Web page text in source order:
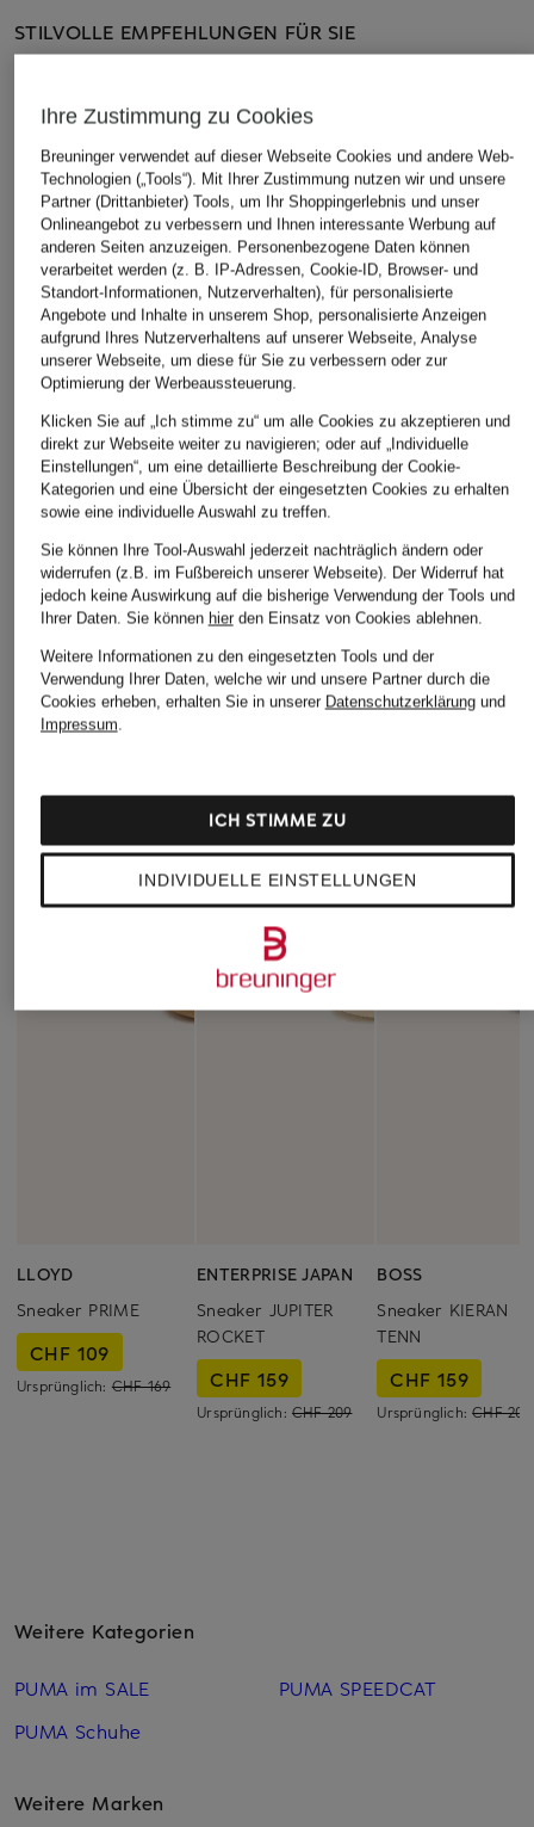
STILVOLLE EMPFEHLUNGEN FÜR SIE
PUMA
Sneaker SPEEDCAT OG
CHF 85
Ursprünglich: CHF 129
PUMA
Sneaker SPEEDCAT
ELEVATED
CHF 100
Ursprünglich:CHF 129
PUMA
CHF 65
Ursprünglich:
ÄHNLICHE ARTIKEL ENTDECKEN
LLOYD
Sneaker PRIME
CHF 109
Ursprünglich: CHF 169
ENTERPRISE JAPAN
Sneaker JUPITER
ROCKET
CHF 159
Ursprünglich: CHF 209
BOSS
Sneaker KIERAN
TENN
CHF 159
Ursprünglich:CHF 209
Weitere Kategorien
PUMA im SALE
PUMA Schuhe
PUMA SPEEDCAT
Weitere Marken
Ihre Zustimmung zu Cookies
Breuninger verwendet auf dieser Webseite Cookies und andere Web-
Technologien („Tools“). Mit Ihrer Zustimmung nutzen wir und unsere
Partner (Drittanbieter) Tools, um Ihr Shoppingerlebnis und unser
Onlineangebot zu verbessern und Ihnen interessante Werbung auf
anderen Seiten anzuzeigen. Personenbezogene Daten können
verarbeitet werden (z. B. IP-Adressen, Cookie-ID, Browser- und
Standort-Informationen, Nutzerverhalten), für personalisierte
Angebote und Inhalte in unserem Shop, personalisierte Anzeigen
aufgrund Ihres Nutzerverhaltens auf unserer Webseite, Analyse
unserer Webseite, um diese für Sie zu verbessern oder zur
Optimierung der Werbeaussteuerung.
Klicken Sie auf „Ich stimme zu“ um alle Cookies zu akzeptieren und
direkt zur Webseite weiter zu navigieren; oder auf „Individuelle
Einstellungen“, um eine detaillierte Beschreibung der Cookie-
Kategorien und eine Übersicht der eingesetzten Cookies zu erhalten
sowie eine individuelle Auswahl zu treffen.
Sie können Ihre Tool-Auswahl jederzeit nachträglich ändern oder
widerrufen (z.B. im Fußbereich unserer Webseite). Der Widerruf hat
jedoch keine Auswirkung auf die bisherige Verwendung der Tools und
Ihrer Daten. Sie können hierden Einsatz von Cookies ablehnen.
Weitere Informationen zu den eingesetzten Tools und der
Verwendung Ihrer Daten, welche wir und unsere Partner durch die
Cookies erheben, erhalten Sie in unserer Datenschutzerklärungund
Impressum.
INDIVIDUELLE EINSTELLUNGEN
ICH STIMME ZU